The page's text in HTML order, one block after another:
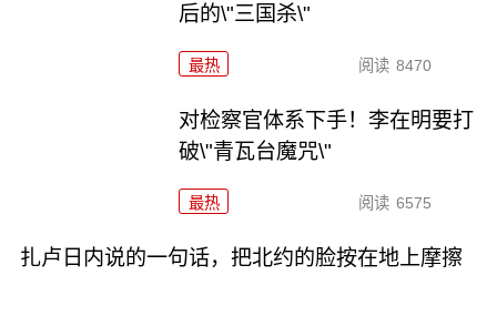
后的\"三国杀\"
最热 阅读 8470
对检察官体系下手！李在明要打
破\"青瓦台魔咒\"
最热 阅读 6575
扎卢日内说的一句话，把北约的脸按在地上摩擦